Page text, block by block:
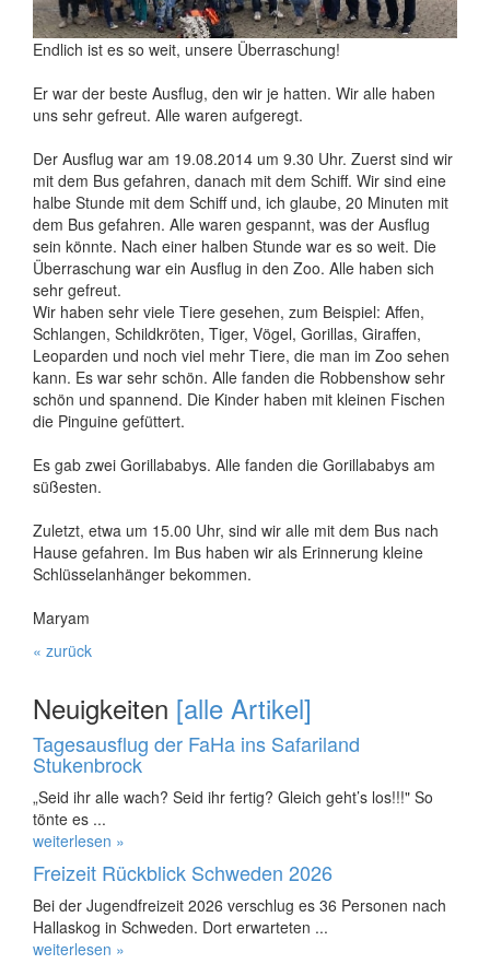
Endlich ist es so weit, unsere Überraschung!
Er war der beste Ausflug, den wir je hatten. Wir alle haben
uns sehr gefreut. Alle waren aufgeregt.
Der Ausflug war am 19.08.2014 um 9.30 Uhr. Zuerst sind wir
mit dem Bus gefahren, danach mit dem Schiff. Wir sind eine
halbe Stunde mit dem Schiff und, ich glaube, 20 Minuten mit
dem Bus gefahren. Alle waren gespannt, was der Ausflug
sein könnte. Nach einer halben Stunde war es so weit. Die
Überraschung war ein Ausflug in den Zoo. Alle haben sich
sehr gefreut.
Wir haben sehr viele Tiere gesehen, zum Beispiel: Affen,
Schlangen, Schildkröten, Tiger, Vögel, Gorillas, Giraffen,
Leoparden und noch viel mehr Tiere, die man im Zoo sehen
kann. Es war sehr schön. Alle fanden die Robbenshow sehr
schön und spannend. Die Kinder haben mit kleinen Fischen
die Pinguine gefüttert.
Es gab zwei Gorillababys. Alle fanden die Gorillababys am
süßesten.
Zuletzt, etwa um 15.00 Uhr, sind wir alle mit dem Bus nach
Hause gefahren. Im Bus haben wir als Erinnerung kleine
Schlüsselanhänger bekommen.
Maryam
« zurück
Neuigkeiten [alle Artikel]
Tagesausflug der FaHa ins Safariland
Stukenbrock
„Seid ihr alle wach? Seid ihr fertig? Gleich geht’s los!!!" So
tönte es ...
weiterlesen »
Freizeit Rückblick Schweden 2026
Bei der Jugendfreizeit 2026 verschlug es 36 Personen nach
Hallaskog in Schweden. Dort erwarteten ...
weiterlesen »